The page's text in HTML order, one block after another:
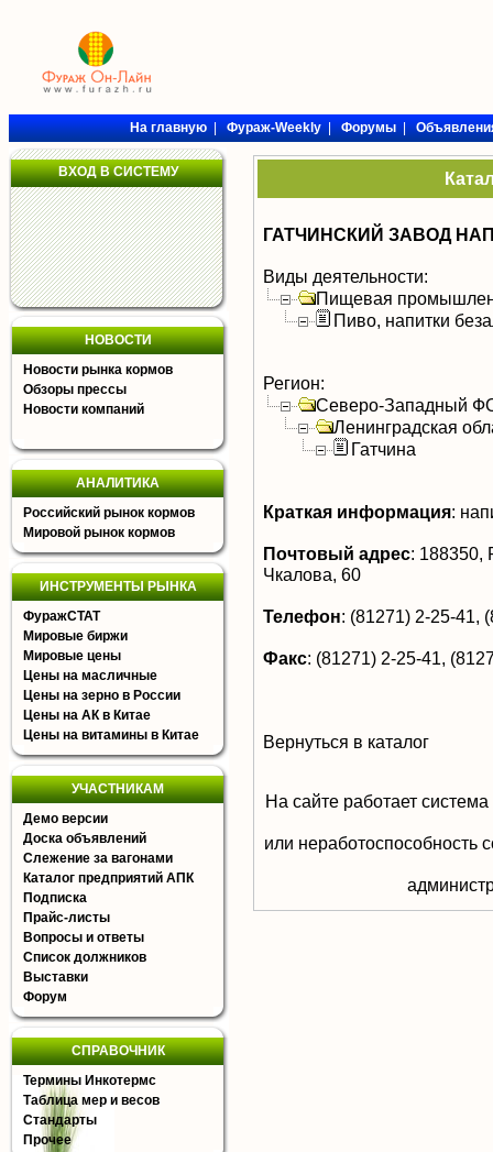
На главную|Фураж-Weekly|Форумы|
ВХОД В СИСТЕМУ
НОВОСТИ
Новости рынка кормов
Обзоры прессы
Новости компаний
АНАЛИТИКА
Российский рынок кормов
Мировой рынок кормов
ИНСТРУМЕНТЫ РЫНКА
ФуражСТАТ
Мировые биржи
Мировые цены
Цены на масличные
Цены на зерно в России
Цены на АК в Китае
Цены на витамины в Китае
УЧАСТНИКАМ
Демо версии
Доска объявлений
Слежение за вагонами
Каталог предприятий АПК
Подписка
Прайс-листы
Вопросы и ответы
Список должников
Выставки
Форум
СПРАВОЧНИК
Термины Инкотермс
Таблица мер и весов
Стандарты
Прочее
ГАТЧИНСКИЙ ЗАВОД
Виды деятельности:
Пищевая
Пиво, напитки
Регион:
Северо-Западный
Ленинградская
Гатчина
Краткая информация:
Почтовый адрес: 188350,
Чкалова, 60
Телефон: (81271) 2-25-41,
Факс: (81271) 2-25-41,
Вернуться в каталог
На сайте работает
или неработоспособность